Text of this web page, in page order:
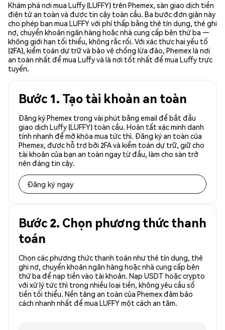
Khám phá nơi mua Luffy (LUFFY) trên Phemex, sàn giao dịch tiền
điện tử an toàn và được tin cậy toàn cầu. Ba bước đơn giản này
cho phép bạn mua LUFFY với phí thấp bằng thẻ tín dụng, thẻ ghi
nợ, chuyển khoản ngân hàng hoặc nhà cung cấp bên thứ ba —
không giới hạn tối thiểu, không rắc rối. Với xác thực hai yếu tố
(2FA), kiểm toán dự trữ và bảo vệ chống lừa đảo, Phemex là nơi
an toàn nhất để mua Luffy và là nơi tốt nhất để mua Luffy trực
tuyến.
Bước 1. Tạo tài khoản an toàn
Đăng ký Phemex trong vài phút bằng email để bắt đầu
giao dịch Luffy (LUFFY) toàn cầu. Hoàn tất xác minh danh
tính nhanh để mở khóa mua tức thì. Đăng ký an toàn của
Phemex, được hỗ trợ bởi 2FA và kiểm toán dự trữ, giữ cho
tài khoản của bạn an toàn ngay từ đầu, làm cho sàn trở
nên đáng tin cậy.
Đăng ký ngay
Bước 2. Chọn phương thức thanh
toán
Chọn các phương thức thanh toán như thẻ tín dụng, thẻ
ghi nợ, chuyển khoản ngân hàng hoặc nhà cung cấp bên
thứ ba để nạp tiền vào tài khoản. Nạp USDT hoặc crypto
với xử lý tức thì trong nhiều loại tiền, không yêu cầu số
tiền tối thiểu. Nền tảng an toàn của Phemex đảm bảo
cách nhanh nhất để mua LUFFY một cách an tâm.